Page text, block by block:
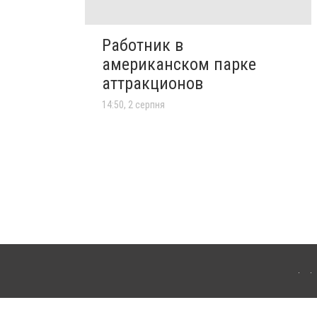
Работник в
американском парке
аттракционов
14:50, 2 серпня